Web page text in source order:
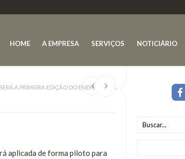
HOME A EMPRESA SERVIÇOS NOTICIÁRIO
A PRIMEIRA EDIÇÃO DO ENEM DIGITAL
aplicada de forma piloto para